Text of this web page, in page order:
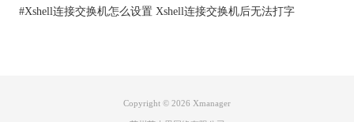
维人员和开发者都靠它搞定日常工作。
远程管理，Xshell都能帮你搞定。
#Xshell连接交换机怎么设置 Xshell连接交换机后无法打字
Copyright © 2026 Xmanager